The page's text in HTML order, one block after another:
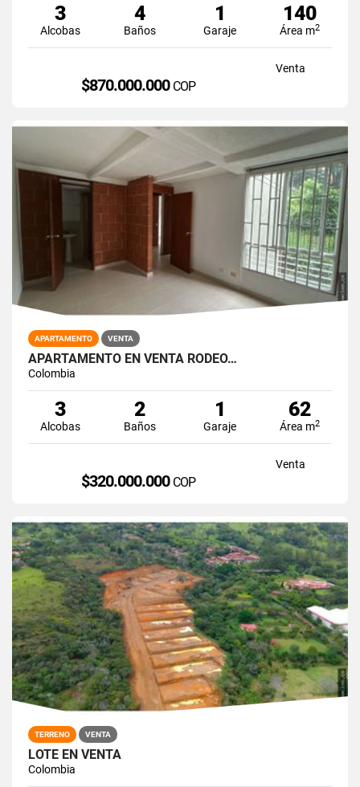
3
Alcobas
4
Baños
1
Garaje
140
Área m2
Venta
$870.000.000 COP
APARTAMENTO VENTA
APARTAMENTO EN VENTA RODEO…
Colombia
3
Alcobas
2
Baños
1
Garaje
62
Área m2
Venta
$320.000.000 COP
TERRENO VENTA
LOTE EN VENTA
Colombia